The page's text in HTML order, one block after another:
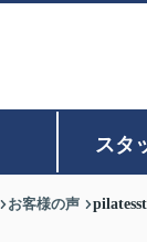
スタ
お客様の声